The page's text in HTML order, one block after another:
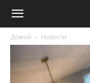
Домой Новости